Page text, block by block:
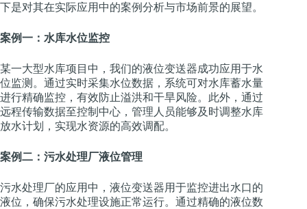
下是对其在实际应用中的案例分析与市场前景的展望。
案例一：水库水位监控
某一大型水库项目中，我们的液位变送器成功应用于水
位监测。通过实时采集水位数据，系统可对水库蓄水量
进行精确监控，有效防止溢洪和干旱风险。此外，通过
远程传输数据至控制中心，管理人员能够及时调整水库
放水计划，实现水资源的高效调配。
案例二：污水处理厂液位管理
污水处理厂的应用中，液位变送器用于监控进出水口的
液位，确保污水处理设施正常运行。通过精确的液位数